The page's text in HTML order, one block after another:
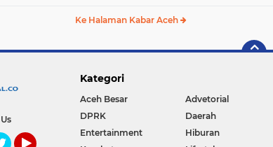
Ke Halaman Kabar Aceh
Kategori
Aceh Besar Advetorial
DPRK
Daerah
Entertainment
Hiburan